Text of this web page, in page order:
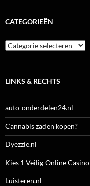
CATEGORIEËN
Categorieën
LINKS & RECHTS
auto-onderdelen24.nl
Cannabis zaden kopen?
Dyezzie.nl
Kies 1 Veilig Online Casino
Luisteren.nl